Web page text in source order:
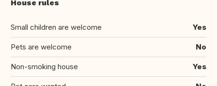
House rules
Small children are welcome Yes
Pets are welcome No
Non-smoking house Yes